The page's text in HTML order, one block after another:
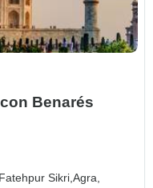
Benarés
Fatehpur Sikri,Agra,